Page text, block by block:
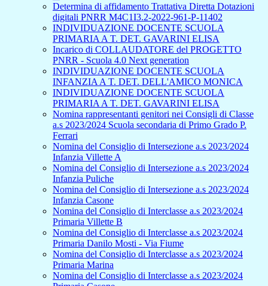
Determina di affidamento Trattativa Diretta Dotazioni
digitali PNRR M4C1I3.2-2022-961-P-11402
INDIVIDUAZIONE DOCENTE SCUOLA
PRIMARIA A T. DET. GAVARINI ELISA
Incarico di COLLAUDATORE del PROGETTO
PNRR - Scuola 4.0 Next generation
INDIVIDUAZIONE DOCENTE SCUOLA
INFANZIA A T. DET. DELL'AMICO MONICA
INDIVIDUAZIONE DOCENTE SCUOLA
PRIMARIA A T. DET. GAVARINI ELISA
Nomina rappresentanti genitori nei Consigli di Classe
a.s 2023/2024 Scuola secondaria di Primo Grado P.
Ferrari
Nomina del Consiglio di Intersezione a.s 2023/2024
Infanzia Villette A
Nomina del Consiglio di Intersezione a.s 2023/2024
Infanzia Puliche
Nomina del Consiglio di Intersezione a.s 2023/2024
Infanzia Casone
Nomina del Consiglio di Interclasse a.s 2023/2024
Primaria Villette B
Nomina del Consiglio di Interclasse a.s 2023/2024
Primaria Danilo Mosti - Via Fiume
Nomina del Consiglio di Interclasse a.s 2023/2024
Primaria Marina
Nomina del Consiglio di Interclasse a.s 2023/2024